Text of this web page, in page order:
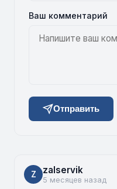
Ваш комментарий
Отправить
Z zalservik
5 месяцев назад